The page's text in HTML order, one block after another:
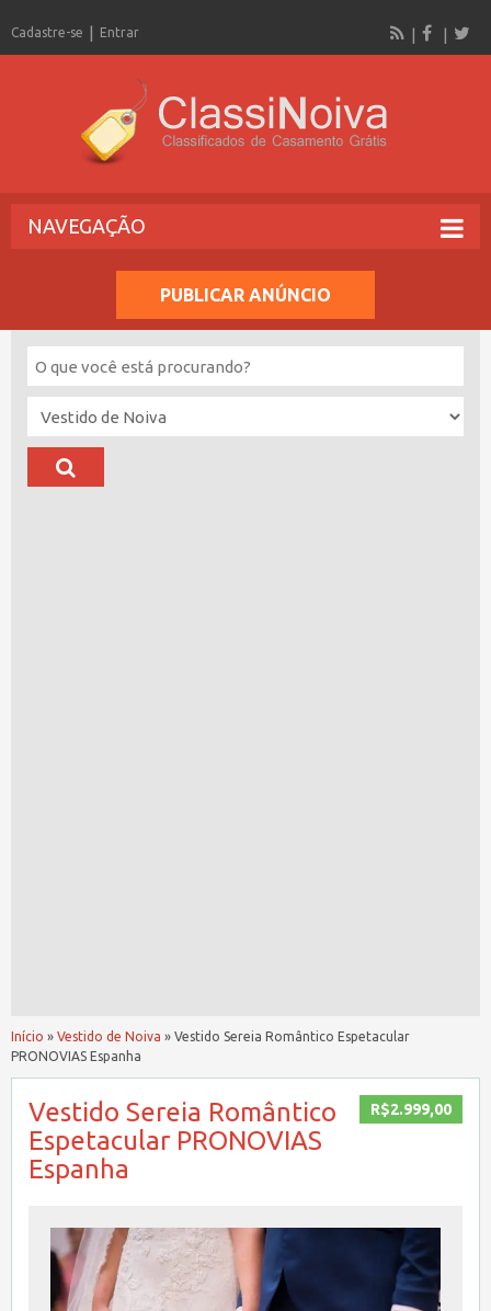
Cadastre-se Entrar
NAVEGAÇÃO
PUBLICAR ANÚNCIO
Início » Vestido de Noiva » Vestido Sereia Romântico Espetacular
PRONOVIAS Espanha
R$2.999,00
Vestido Sereia Romântico
Espetacular PRONOVIAS
Espanha